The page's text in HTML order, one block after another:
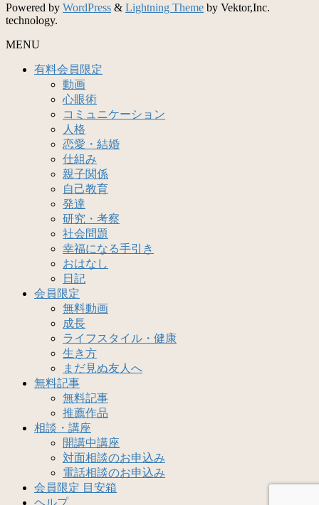
Powered by WordPress & Lightning Theme by Vektor,Inc.
technology.
MENU
有料会員限定
動画
心眼術
コミュニケーション
人格
恋愛・結婚
仕組み
親子関係
自己教育
発達
研究・考察
社会問題
幸福になる手引き
おはなし
日記
会員限定
無料動画
成長
ライフスタイル・健康
生き方
まだ見ぬ友人へ
無料記事
無料記事
推薦作品
相談・講座
開講中講座
対面相談のお申込み
電話相談のお申込み
会員限定 目安箱
ヘルプ